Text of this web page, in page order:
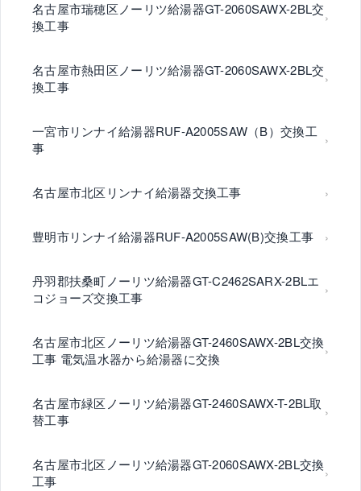
名古屋市瑞穂区ノーリツ給湯器GT-2060SAWX-2BL交
換工事
名古屋市熱田区ノーリツ給湯器GT-2060SAWX-2BL交
換工事
一宮市リンナイ給湯器RUF-A2005SAW（B）交換工
事
名古屋市北区リンナイ給湯器交換工事
豊明市リンナイ給湯器RUF-A2005SAW(B)交換工事
丹羽郡扶桑町ノーリツ給湯器GT-C2462SARX-2BLエ
コジョーズ交換工事
名古屋市北区ノーリツ給湯器GT-2460SAWX-2BL交換
工事 電気温水器から給湯器に交換
名古屋市緑区ノーリツ給湯器GT-2460SAWX-T-2BL取
替工事
名古屋市北区ノーリツ給湯器GT-2060SAWX-2BL交換
工事